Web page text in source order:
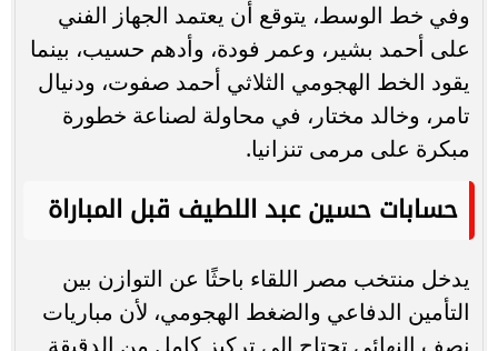
وفي خط الوسط، يتوقع أن يعتمد الجهاز الفني
على أحمد بشير، وعمر فودة، وأدهم حسيب، بينما
يقود الخط الهجومي الثلاثي أحمد صفوت، ودنيال
تامر، وخالد مختار، في محاولة لصناعة خطورة
مبكرة على مرمى تنزانيا.
حسابات حسين عبد اللطيف قبل المباراة
يدخل منتخب مصر اللقاء باحثًا عن التوازن بين
التأمين الدفاعي والضغط الهجومي، لأن مباريات